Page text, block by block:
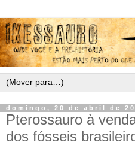
domingo, 20 de abril de
Pterossauro à
dos fósseis